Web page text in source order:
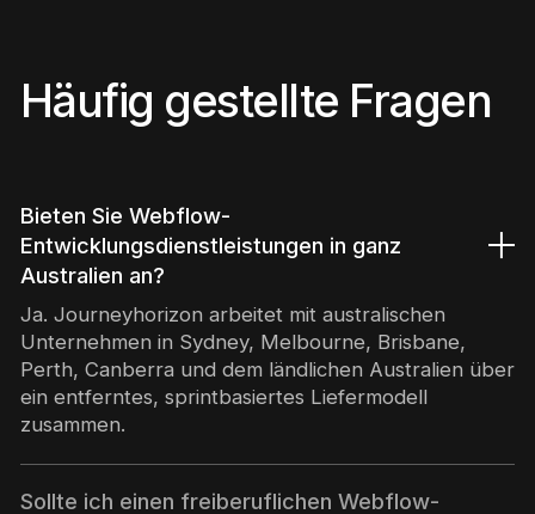
Häufig gestellte Fragen
Bieten Sie Webflow-
Entwicklungsdienstleistungen in ganz
Australien an?
Ja. Journeyhorizon arbeitet mit australischen
Unternehmen in Sydney, Melbourne, Brisbane,
Perth, Canberra und dem ländlichen Australien über
ein entferntes, sprintbasiertes Liefermodell
zusammen.
Sollte ich einen freiberuflichen Webflow-